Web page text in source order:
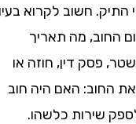
חשוב לקרוא בעיון
מה תאריך
דין, חוזה או
האם היה חוב
כלשהו.